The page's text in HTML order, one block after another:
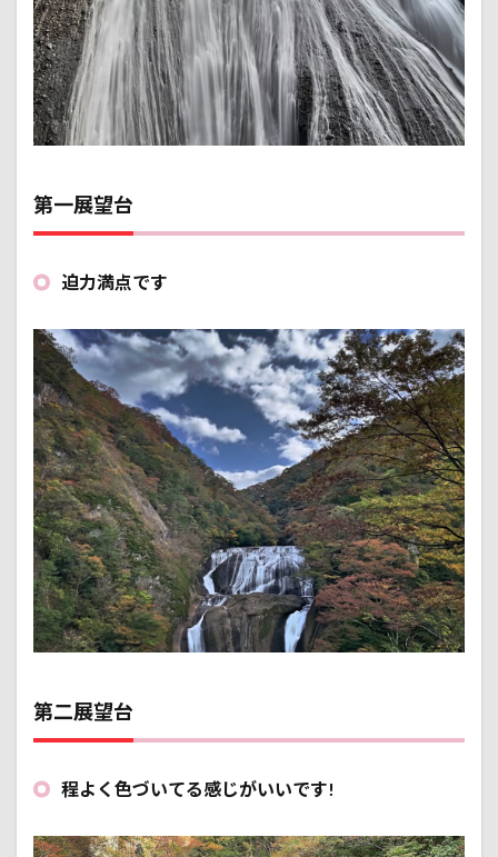
第一展望台
迫力満点です
第二展望台
程よく色づいてる感じがいいです!